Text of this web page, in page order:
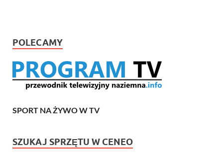
POLECAMY
SPORT NA ŻYWO W TV
SZUKAJ SPRZĘTU W CENEO